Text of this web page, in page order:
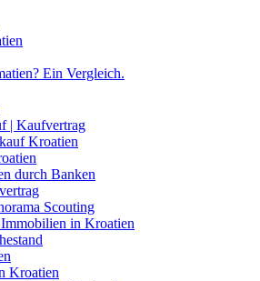
Ein Vergleich.
| Kaufvertrag
Kroatien
durch Banken
Scouting
in Kroatien
Kroatien